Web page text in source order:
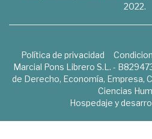
2022.
Política de privacidad
Marcial Pons Librero S.L. -
de Derecho, Economía, Empresa,
Ciencias
Hospedaje y